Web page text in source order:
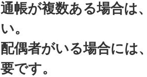
通帳が複数ある場合は
い。
配偶者がいる場合には
要です。